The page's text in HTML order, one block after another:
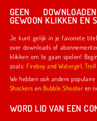
GEEN
GEWOON KLIKKEN EN
Je kunt gelijk in je favoriete titels
over downloads of
klikken om te gaan spelen! Begin met spelletjes die door ons
zoals:
Fireboy and Watergirl ,
Shockers en Bubble Shooter
WORD LID VAN EEN